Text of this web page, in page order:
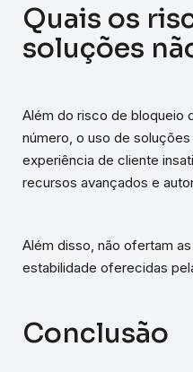
Quais os
soluções
Além do risco de bloqueio
número, o uso de
experiência de cliente
recursos avançados e
Além disso, não ofertam
estabilidade oferecidas
Conclusão